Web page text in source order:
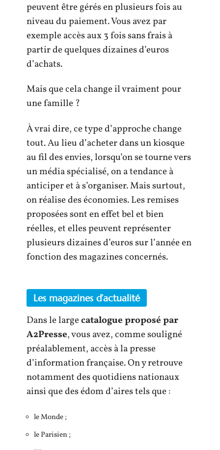
peuvent être gérés en plusieurs fois au
niveau du paiement. Vous avez par
exemple accès aux 3 fois sans frais à
partir de quelques dizaines d’euros
d’achats.
Mais que cela change il vraiment pour
une famille ?
À vrai dire, ce type d’approche change
tout. Au lieu d’acheter dans un kiosque
au fil des envies, lorsqu’on se tourne vers
un média spécialisé, on a tendance à
anticiper et à s’organiser. Mais surtout,
on réalise des économies. Les remises
proposées sont en effet bel et bien
réelles, et elles peuvent représenter
plusieurs dizaines d’euros sur l’année en
fonction des magazines concernés.
Les magazines d’actualité
Dans le largecatalogue proposé par
A2Presse, vous avez, comme souligné
préalablement, accès à la presse
d’information française. On y retrouve
notamment des quotidiens nationaux
ainsi que des édom d’aires tels que :
le Monde ;
le Parisien ;